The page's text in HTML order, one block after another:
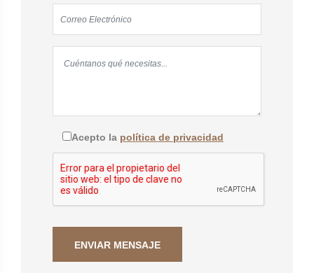
Acepto la política de privacidad